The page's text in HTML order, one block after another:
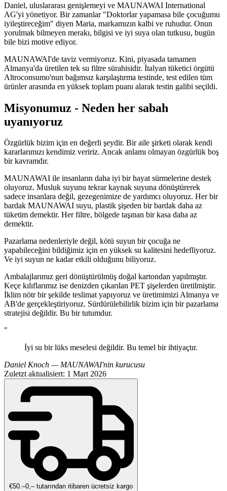
Daniel, uluslararası genişlemeyi ve MAUNAWAI International
AG'yi yönetiyor. Bir zamanlar "Doktorlar yapamasa bile çocuğumu
iyileştireceğim" diyen Maria, markamızın kalbi ve ruhudur. Onun
yorulmak bilmeyen merakı, bilgisi ve iyi suya olan tutkusu, bugün
bile bizi motive ediyor.
MAUNAWAI'de taviz vermiyoruz. Kini, piyasada tamamen
Almanya'da üretilen tek su filtre sürahisidir. İtalyan tüketici örgütü
Altroconsumo'nun bağımsız karşılaştırma testinde, test edilen tüm
ürünler arasında en yüksek toplam puanı alarak testin galibi seçildi.
Misyonumuz - Neden her sabah
uyanıyoruz
Özgürlük bizim için en değerli şeydir. Bir aile şirketi olarak kendi
kararlarımızı kendimiz veririz. Ancak anlamı olmayan özgürlük boş
bir kavramdır.
MAUNAWAI ile insanların daha iyi bir hayat sürmelerine destek
oluyoruz. Musluk suyunu tekrar kaynak suyuna dönüştürerek
sadece insanlara değil, gezegenimize de yardımcı oluyoruz. Her bir
bardak MAUNAWAI suyu, plastik şişeden bir bardak daha az
tüketim demektir. Her filtre, bölgede taşınan bir kasa daha az
demektir.
Pazarlama nedenleriyle değil, kötü suyun bir çocuğa ne
yapabileceğini bildiğimiz için en yüksek su kalitesini hedefliyoruz.
Ve iyi suyun ne kadar etkili olduğunu biliyoruz.
Ambalajlarımız geri dönüştürülmüş doğal kartondan yapılmıştır.
Keçe kılıflarımız ise denizden çıkarılan PET şişelerden üretilmiştir.
İklim nötr bir şekilde teslimat yapıyoruz ve üretimimizi Almanya ve
AB'de gerçekleştiriyoruz. Sürdürülebilirlik bizim için bir pazarlama
stratejisi değildir. Bu bir tutumdur.
"
İyi su bir lüks meselesi değildir. Bu temel bir ihtiyaçtır.
Daniel Knoch — MAUNAWAI'nin kurucusu
Zuletzt aktualisiert: 1 Mart 2026
€50.–0,– tutarından itibaren ücretsiz kargo